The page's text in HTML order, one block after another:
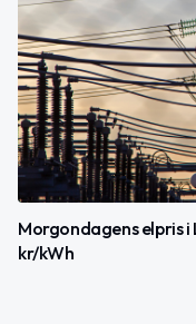
Morgondagens elpris
kr/kWh